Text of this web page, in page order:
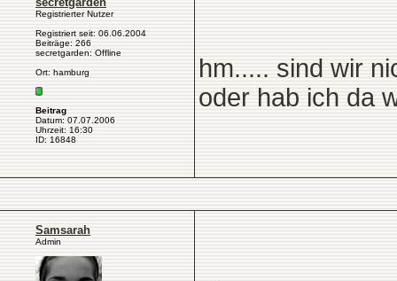
Registrierter Nutzer
Registriert seit: 06.06.2004
Beiträge: 266
secretgarden: Offline
Ort: hamburg
Beitrag
Datum: 07.07.2006
Uhrzeit: 16:30
ID: 16848
hm..... sind wir
oder hab ich da
Samsarah
Admin